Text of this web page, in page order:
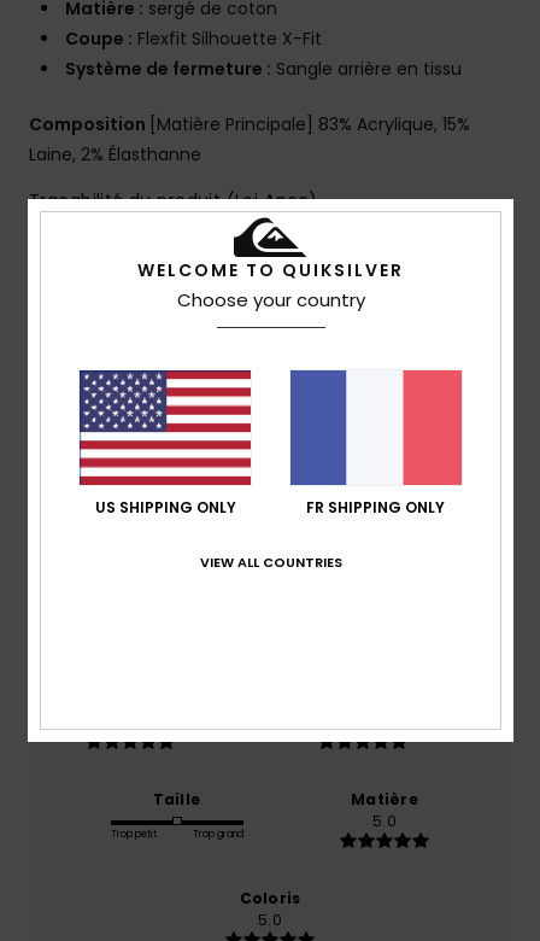
Matière : sergé de coton
Coupe : Flexfit Silhouette X-Fit
Système de fermeture : Sangle arrière en tissu
Composition [Matière Principale] 83% Acrylique, 15%
Laine, 2% Élasthanne
Traçabilité du produit (Loi Agec)
Livraison & Retours
Avis clients
Note moyenne
5.0
Taille
Trop petit Trop grand
Matière
5.0
Coloris
5.0
WELCOME TO QUIKSILVER
Choose your country
US SHIPPING ONLY FR SHIPPING ONLY
VIEW ALL COUNTRIES